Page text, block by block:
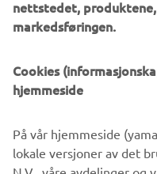
Developed from the
same 125cc VVA engine
However, the XSR125
stylistic changes that
individual feel.
markedsføringen.
Cookies
hjemmeside
På vår hjemmeside
lokale versjoner av det
N.V., våre avdelinger og